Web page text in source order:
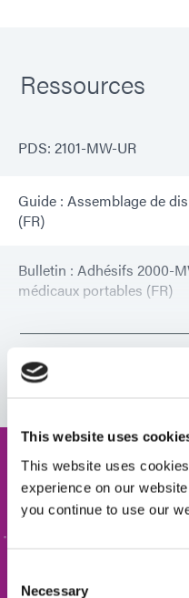
This website uses
This website uses
experience on our
you continue to use our
Selection
Necessary
recommandés :
Ressources
PDS: 2101-MW-UR
Guide : Assemblage de
(FR)
Bulletin : Adhésifs 2000-
médicaux portables (FR)
Bulletin : Adhésifs 2000-
médicaux portables
Prêt à passer à l'étape